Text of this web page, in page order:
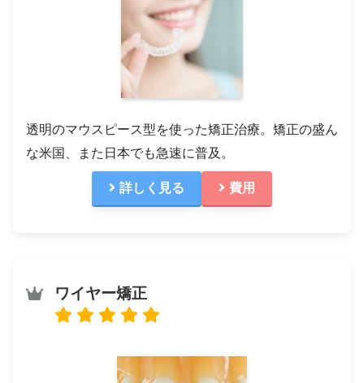
透明のマウスピース型を使った矯正治療。矯正の盛ん
な米国、また日本でも急速に普及。
詳しく見る 費用
ワイヤー矯正